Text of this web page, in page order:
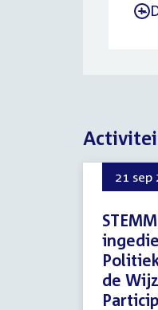
-
21 sep
de